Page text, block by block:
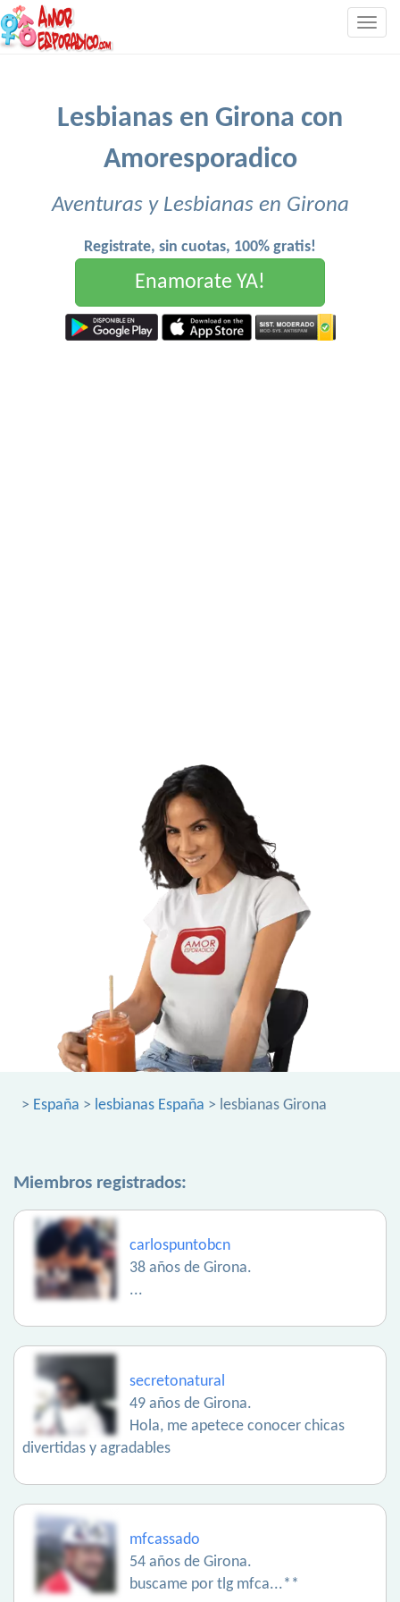
Lesbianas en Girona con
Amoresporadico
Aventuras y Lesbianas en Girona
Registrate, sin cuotas, 100% gratis!
Enamorate YA!
> España > lesbianas España > lesbianas Girona
Miembros registrados:
carlospuntobcn
38 años de Girona.
...
secretonatural
49 años de Girona.
Hola, me apetece conocer chicas
divertidas y agradables
mfcassado
54 años de Girona.
buscame por tlg mfca...**